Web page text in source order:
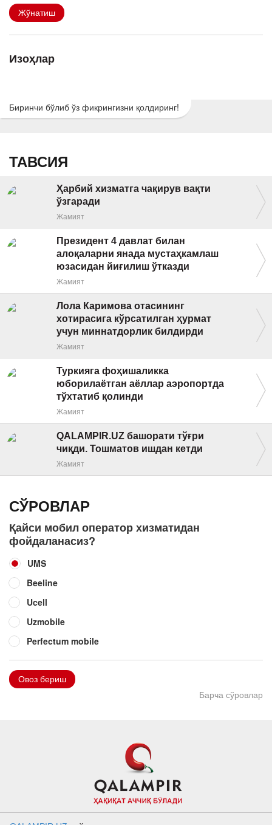
Жўнатиш
Изоҳлар
Биринчи бўлиб ўз фикрингизни қолдиринг!
ТАВСИЯ
Ҳарбий хизматга чақирув вақти
ўзгаради
Жамият
Президент 4 давлат билан
алоқаларни янада мустаҳкамлаш
юзасидан йиғилиш ўтказди
Жамият
Лола Каримова отасининг
хотирасига кўрсатилган ҳурмат
учун миннатдорлик билдирди
Жамият
Туркияга фоҳишаликка
юборилаётган аёллар аэропортда
тўхтатиб қолинди
Жамият
QALAMPIR.UZ башорати тўғри
чиқди. Тошматов ишдан кетди
Жамият
СЎРОВЛАР
Қайси мобил оператор хизматидан
фойдаланасиз?
UMS
Beeline
Ucell
Uzmobile
Perfectum mobile
Овоз бериш
Барча сўровлар